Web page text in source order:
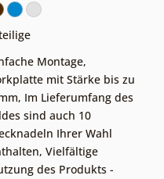
Montage,
mit Stärke bis zu
, Im Lieferumfang des
sind auch 10
Ihrer Wahl
, Vielfältige
des Produkts -